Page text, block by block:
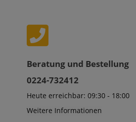
Beratung und Bestellung
0224-732412
Heute erreichbar: 09:30 - 18:00
Weitere Informationen